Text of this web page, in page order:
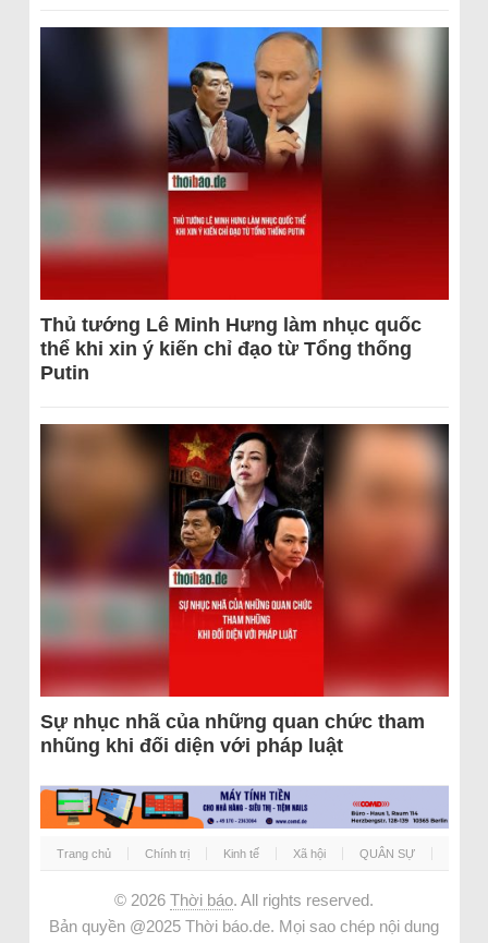
Thủ tướng Lê Minh Hưng làm nhục quốc
thể khi xin ý kiến chỉ đạo từ Tổng thống
Putin
Sự nhục nhã của những quan chức tham
nhũng khi đối diện với pháp luật
Trang chủ Chính trị Kinh tế Xã hội QUÂN SỰ
© 2026 Thời báo. All rights reserved.
Bản quyền @2025 Thời báo.de. Mọi sao chép nội dung